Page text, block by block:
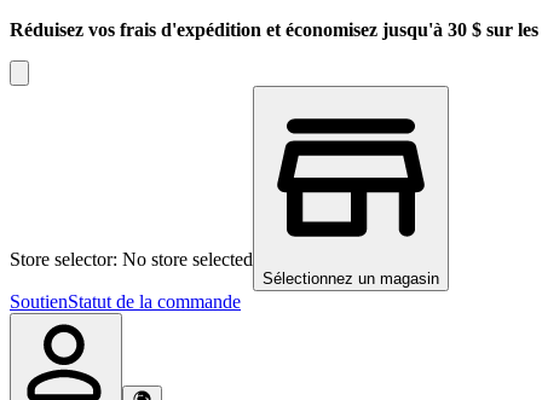
Réduisez vos frais d'expédition et économisez jusqu'à 30 $ sur
Store selector: No store selected
Sélectionnez un magasin
SoutienStatut de la commande